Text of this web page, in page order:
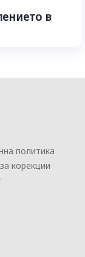
в
политика
корекции